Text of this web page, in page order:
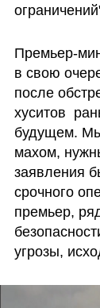
Премьер-
в свою
после
хуситов
будущем.
махом,
заявления
срочного
премьер,
угрозы,